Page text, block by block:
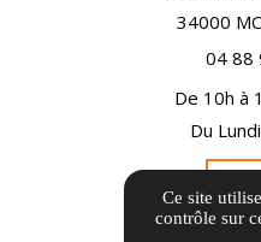
34000
04 88
De 10h à
Du
Ce site
contrôle sur